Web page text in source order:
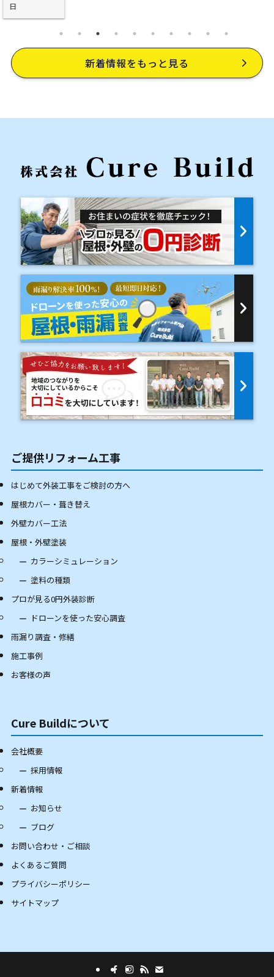
ト
理由
新着情報をもっと見る
ご提供リフォーム工事
はじめて外装工事をご検討の方へ
屋根カバー・葺き替え
外壁カバー工法
屋根・外壁塗装
カラーシミュレーション
塗料の種類
プロが見る0円外装診断
ドローンを使った安心調査
雨漏り調査・修繕
施工事例
お客様の声
Cure Buildについて
会社概要
採用情報
新着情報
お知らせ
ブログ
お問い合わせ・ご相談
よくあるご質問
プライバシーポリシー
サイトマップ